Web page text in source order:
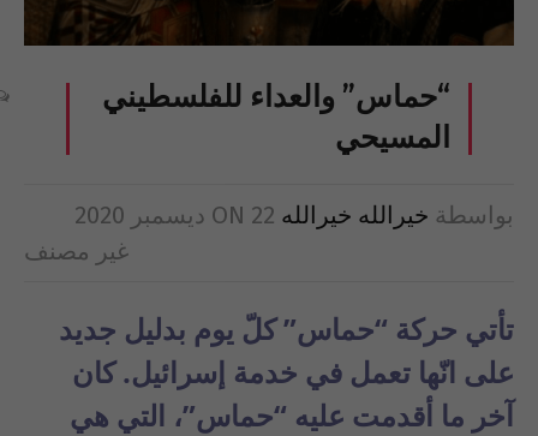
“حماس” والعداء للفلسطيني
المسيحي
بواسطة خيرالله خيرالله ON 22 ديسمبر 2020
غير مصنف
تأتي حركة “حماس” كلّ يوم بدليل جديد
على انّها تعمل في خدمة إسرائيل. كان
آخر ما أقدمت عليه “حماس”، التي هي